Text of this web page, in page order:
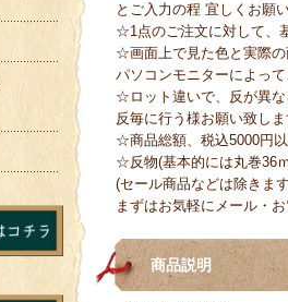
とご入力の程 宜しくお願
☆1点のご注文に対して、
☆画面上で見た色と実際
パソコンモニターによっ
☆ロット違いで、反が異
反毎に行う様お願い致しま
☆商品総額、税込5000円
☆反物(基本的には丸巻36
(セール商品などは除きま
まずはお気軽にメール・
商品説明